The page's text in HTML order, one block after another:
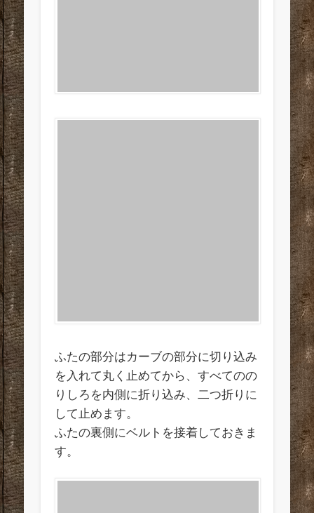
ふたの部分はカーブの部分に切り込み
を入れて丸く止めてから、すべてのの
りしろを内側に折り込み、二つ折りに
して止めます。
ふたの裏側にベルトを接着しておきま
す。